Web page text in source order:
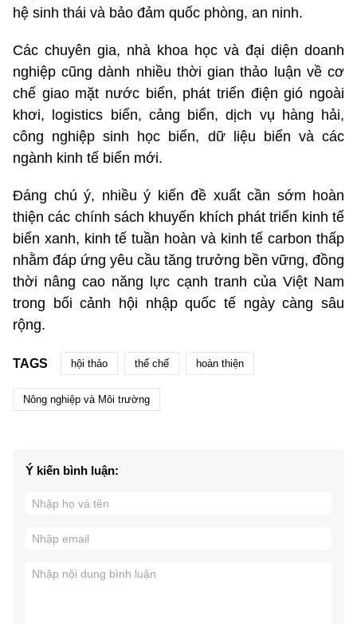
hệ sinh thái và bảo đảm quốc phòng, an ninh.
Các chuyên gia, nhà khoa học và đại diện doanh
nghiệp cũng dành nhiều thời gian thảo luận về cơ
chế giao mặt nước biển, phát triển điện gió ngoài
khơi, logistics biển, cảng biển, dịch vụ hàng hải,
công nghiệp sinh học biển, dữ liệu biển và các
ngành kinh tế biển mới.
Đáng chú ý, nhiều ý kiến đề xuất cần sớm hoàn
thiện các chính sách khuyến khích phát triển kinh tế
biển xanh, kinh tế tuần hoàn và kinh tế carbon thấp
nhằm đáp ứng yêu cầu tăng trưởng bền vững, đồng
thời nâng cao năng lực cạnh tranh của Việt Nam
trong bối cảnh hội nhập quốc tế ngày càng sâu
rộng.
TAGS hội thảo thể chế hoàn thiện
Nông nghiệp và Môi trường
Ý kiến bình luận: